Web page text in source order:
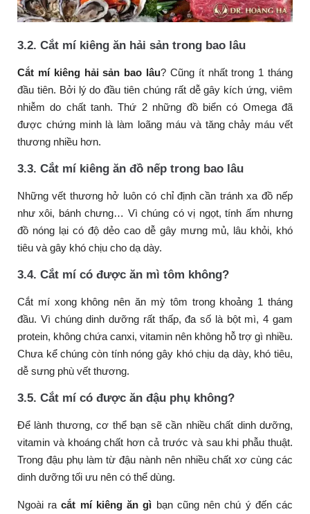
3.2. Cắt mí kiêng ăn hải sản trong bao lâu
Cắt mí kiêng hải sản bao lâu? Cũng ít nhất trong 1 tháng
đầu tiên. Bởi lý do đầu tiên chúng rất dễ gây kích ứng, viêm
nhiễm do chất tanh. Thứ 2 những đồ biển có Omega đã
được chứng minh là làm loãng máu và tăng chảy máu vết
thương nhiều hơn.
3.3. Cắt mí kiêng ăn đồ nếp trong bao lâu
Những vết thương hở luôn có chỉ định cần tránh xa đồ nếp
như xôi, bánh chưng… Vì chúng có vị ngọt, tính ấm nhưng
đồ nóng lại có độ dẻo cao dễ gây mưng mủ, lâu khỏi, khó
tiêu và gây khó chịu cho dạ dày.
3.4. Cắt mí có được ăn mì tôm không?
Cắt mí xong không nên ăn mỳ tôm trong khoảng 1 tháng
đầu. Vì chúng dinh dưỡng rất thấp, đa số là bột mì, 4 gam
protein, không chứa canxi, vitamin nên không hỗ trợ gì nhiều.
Chưa kể chúng còn tính nóng gây khó chịu dạ dày, khó tiêu,
dễ sưng phù vết thương.
3.5. Cắt mí có được ăn đậu phụ không?
Để lành thương, cơ thể bạn sẽ cần nhiều chất dinh dưỡng,
vitamin và khoáng chất hơn cả trước và sau khi phẫu thuật.
Trong đậu phụ làm từ đậu nành nên nhiều chất xơ cùng các
dinh dưỡng tối ưu nên có thể dùng.
Ngoài racắt mí kiêng ăn gì bạn cũng nên chú ý đến các